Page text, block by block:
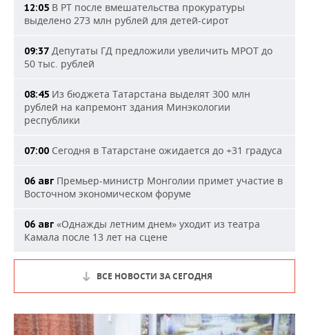
12:05 В РТ после вмешательства прокуратуры
выделено 273 млн рублей для детей-сирот
09:37 Депутаты ГД предложили увеличить МРОТ до
50 тыс. рублей
08:45 Из бюджета Татарстана выделят 300 млн
рублей на капремонт здания Минэкологии
республики
07:00 Сегодня в Татарстане ожидается до +31 градуса
06 авг Премьер-министр Монголии примет участие в
Восточном экономическом форуме
06 авг «Однажды летним днем» уходит из театра
Камала после 13 лет на сцене
ВСЕ НОВОСТИ ЗА СЕГОДНЯ